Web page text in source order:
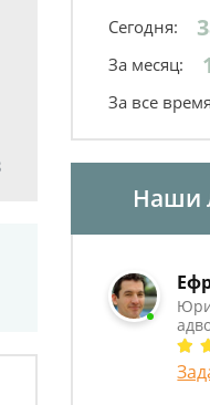
Сегодня:
За месяц:
За все
Наши